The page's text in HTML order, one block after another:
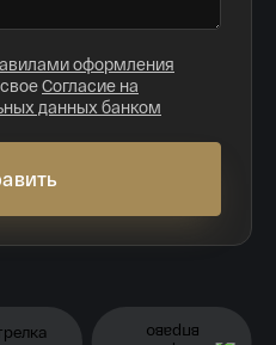
оформления
Согласие на
данных банком